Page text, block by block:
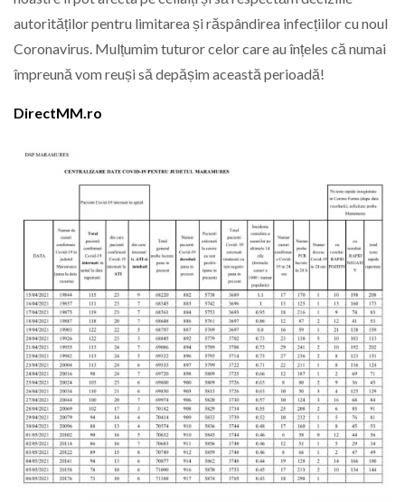
autorităților pentru limitarea și răspândirea infecțiilor cu noul
Coronavirus. Mulțumim tuturor celor care au înțeles că numai
împreună vom reuși să depășim această perioadă!
DirectMM.ro